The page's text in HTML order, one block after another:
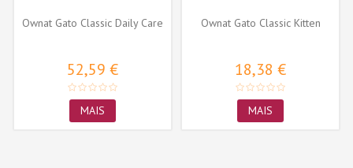
Ownat Gato Classic Daily Care
52,59 €
MAIS
Ownat Gato Classic Kitten
18,38 €
MAIS